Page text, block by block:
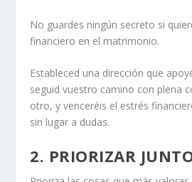
No guardes ningún secreto si
financiero en el matrimonio.
Estableced una dirección que
seguid vuestro camino con plena
otro, y venceréis el estrés
sin lugar a dudas.
2. PRIORIZAR